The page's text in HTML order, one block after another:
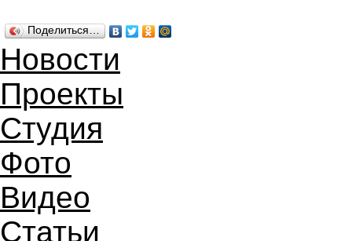
Поделиться…
Новости
Проекты
Студия
Фото
Видео
Статьи